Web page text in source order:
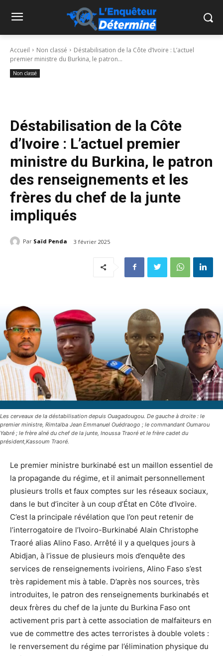
Accueil Non classé
Déstabilisation de la Côte d’Ivoire : L’actuel
premier ministre du Burkina, le patron...
Non classé
Déstabilisation de la Côte
d’Ivoire : L’actuel premier
ministre du Burkina, le patron
des renseignements et les
frères du chef de la junte
impliqués
Par Saïd Penda 3 février 2025
Les cerveaux de la déstabilisation depuis Ouagadougou. De gauche à droite : le
premier ministre, Rimtalba Jean Emmanuel Ouédraogo ; le commandant Oumarou
Yabré ; le frère aîné du chef de la junte, Inoussa Traoré et le frère cadet du
président,Kassoum Traoré.
Le premier ministre burkinabé est un maillon essentiel de
la propagande du régime, et il animait personnellement
plusieurs trolls et faux comptes sur les réseaux sociaux,
dans le but d’inciter à un coup d’État en Côte d’Ivoire.
C’est la principale révélation que l’on peut retenir de
l’interrogatoire de l’Ivoiro-Burkinabé Alain Christophe
Traoré alias Alino Faso. Arrêté il y a quelques jours à
Abidjan, à l’issue de plusieurs mois d’enquête des
services de renseignements ivoiriens, Alino Faso s’est
très rapidement mis à table. D’après nos sources, très
introduites, le patron des renseignements burkinabés et
deux frères du chef de la junte du Burkina Faso ont
activement pris part à cette association de malfaiteurs en
vue de commettre des actes terroristes à double volets :
le renversement du régime par l’élimination physique du